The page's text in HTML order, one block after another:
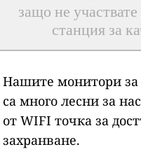
защо не
станция за
Нашите монитори за
са много лесни за
от WIFI точка за
захранване.